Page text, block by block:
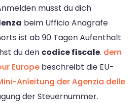
musst du dich
beim Ufficio Anagrafe
ist ab 90 Tagen Aufenthalt
du den codice fiscale. dem
Europe beschreibt die EU-
Anleitung der Agenzia delle
der Steuernummer.